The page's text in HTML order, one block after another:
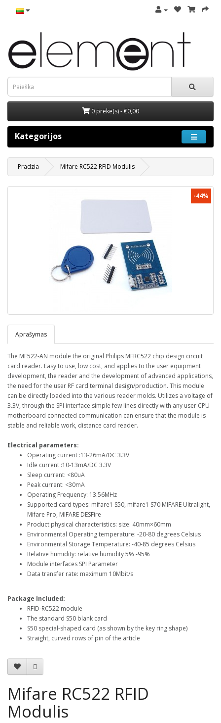
0 preke(s) - €0,00
Kategorijos
Pradzia Mifare RC522 RFID Modulis
-44%
Aprašymas
The MF522-AN module the original Philips MFRC522 chip design circuit
card reader. Easy to use, low cost, and applies to the user equipment
development, the reader and the development of advanced applications,
the need for the user RF card terminal design/production. This module
can be directly loaded into the various reader molds. Utilizes a voltage of
3.3V, through the SPI interface simple few lines directly with any user CPU
motherboard connected communication can ensure that the module is
stable and reliable work, distance card reader.
Electrical parameters:
Operating current :13-26mA/DC 3.3V
Idle current :10-13mA/DC 3.3V
Sleep current: <80uA
Peak current: <30mA
Operating Frequency: 13.56MHz
Supported card types: mifare1 S50, mifare1 S70 MIFARE Ultralight,
Mifare Pro, MIFARE DESFire
Product physical characteristics: size: 40mm×60mm
Environmental Operating temperature: -20-80 degrees Celsius
Environmental Storage Temperature: -40-85 degrees Celsius
Relative humidity: relative humidity 5% -95%
Module interfaces SPI Parameter
Data transfer rate: maximum 10Mbit/s
Package Included:
RFID-RC522 module
The standard S50 blank card
S50 special-shaped card (as shown by the key ring shape)
Straight, curved rows of pin of the article
Mifare RC522 RFID
Modulis